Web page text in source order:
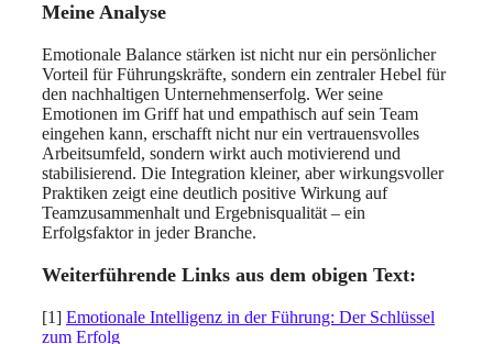
Meine Analyse
Emotionale Balance stärken ist nicht nur ein persönlicher
Vorteil für Führungskräfte, sondern ein zentraler Hebel für
den nachhaltigen Unternehmenserfolg. Wer seine
Emotionen im Griff hat und empathisch auf sein Team
eingehen kann, erschafft nicht nur ein vertrauensvolles
Arbeitsumfeld, sondern wirkt auch motivierend und
stabilisierend. Die Integration kleiner, aber wirkungsvoller
Praktiken zeigt eine deutlich positive Wirkung auf
Teamzusammenhalt und Ergebnisqualität – ein
Erfolgsfaktor in jeder Branche.
Weiterführende Links aus dem obigen Text:
[1] Emotionale Intelligenz in der Führung: Der Schlüssel
zum Erfolg